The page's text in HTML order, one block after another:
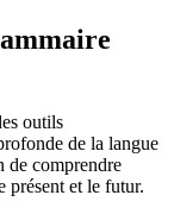
outils
de la langue
de comprendre
présent et le futur.